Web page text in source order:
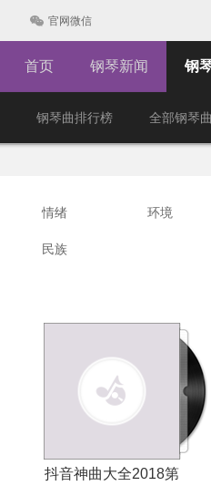
官网微信
首页 钢琴新闻 钢
钢琴曲排行榜 全部钢琴
情绪 环境
民族
抖音神曲大全2018第